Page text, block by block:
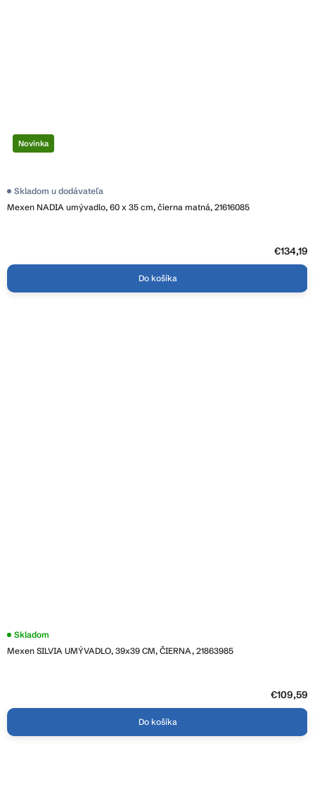
Novinka
Mexen NADIA umývadlo, 60 x 35 cm, čierna matná, 21616085
Skladom u dodávateľa
€134,19
Do košíka
Mexen SILVIA UMÝVADLO, 39x39 CM, ČIERNA, 21863985
Skladom
€109,59
Do košíka